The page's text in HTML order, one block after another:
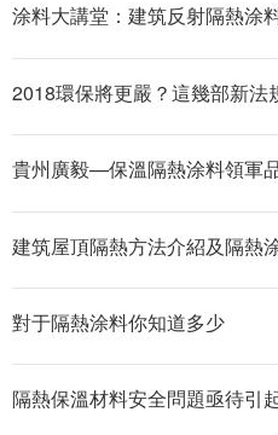
涂料大講堂：建筑反射隔熱涂
2018環保將更嚴？這幾部新法
貴州廣毅—保溫隔熱涂料領軍
建筑屋頂隔熱方法介紹及隔熱
對于隔熱涂料你知道多少
隔熱保溫材料安全問題亟待引